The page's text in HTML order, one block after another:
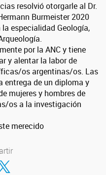
resolvió otorgarle al Dr.
Burmeister 2020
especialidad Geología,
por la ANC y tiene
y alentar la labor de
os argentinas/os. Las
entrega de un diploma y
mujeres y hombres de
os a la investigación
merecido
en Facebook
en Twitter